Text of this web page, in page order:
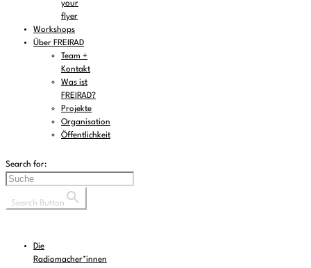
your
flyer
Workshops
Über FREIRAD
Team +
Kontakt
Was ist
FREIRAD?
Projekte
Organisation
Öffentlichkeit
Search for:
Search Button
Die
Radiomacher*innen